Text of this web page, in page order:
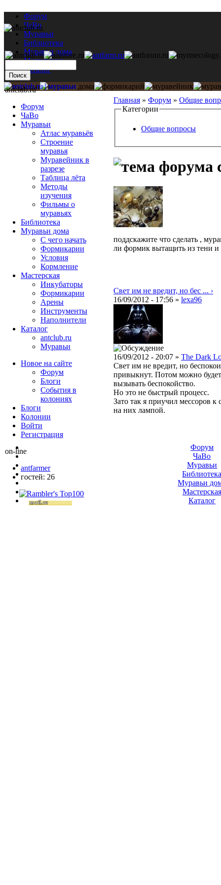
Форум
ЧаВо
Муравьи
Библиотека
Муравьи дома
Мастерская
Каталог
Главная » Форум » Общие
Категории
Общие вопросы
поддскажите что сделать ,
ли формик вытащить из тени и
Свет им не вредит, но бес ... ›
16/09/2012 - 17:56 » lexa96
16/09/2012 - 20:07 » The Dark
Свет им не вредит, но
привыкнут. Потом можно будет
вызывать беспокойство.
Но это не быстрый процесс.
Зато так я приучил мессоров к
на них лампой.
antclub.ru
Форум
ЧаВо
Муравьи
Атлас муравьёв
Строение
муравья
Муравейник в
разрезе
Таблица лёта
Методы
изучения
Фильмы о
муравьях
Библиотека
Муравьи дома
С чего начать
Формикарии
Условия
Кормление
Мастерская
Инкубаторы
Формикарии
Арены
Инструменты
Наполнители
Каталог
antclub.ru
Муравьи
Новое на сайте
Форум
Блоги
События в
колониях
Блоги
Колонии
Войти
Peгиcтpaция
on-line
antfarmer
гостей: 26
Форум
ЧаВо
Муравьи
Муравьи
Мастерская
Каталог